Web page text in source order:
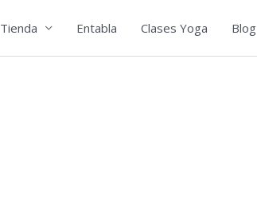
Tienda Entabla Clases Yoga Blog